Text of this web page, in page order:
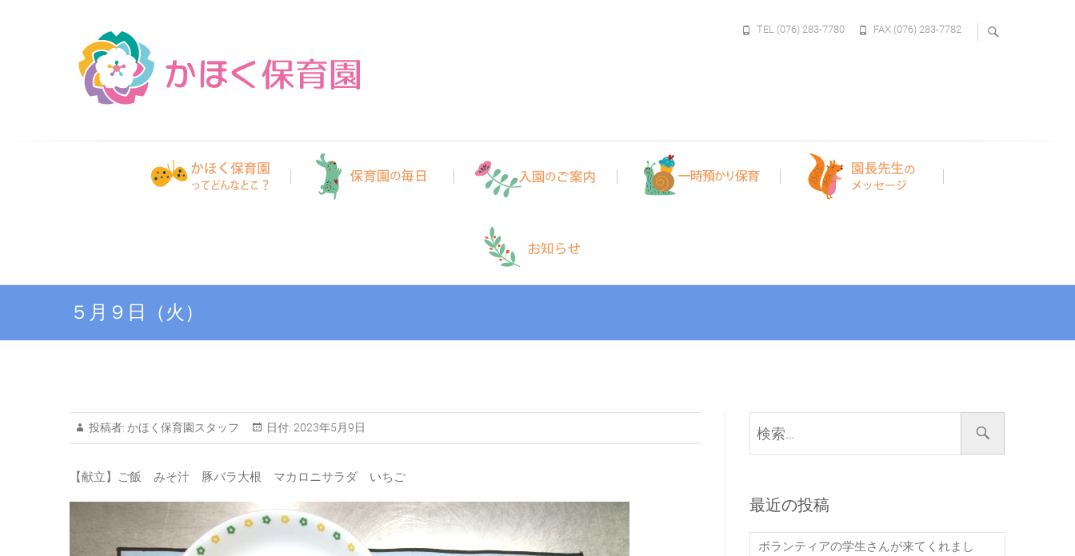
かほく保育園
TEL (076) 283-7780 FAX (076) 283-7782
５月９日（火）
投稿者: かほく保育園スタッフ 日付: 2023年5月9日
【献立】ご飯 みそ汁 豚バラ大根 マカロニサラダ いちご
索…
最近の投稿
ボランティアの学生さんが来てくれまし